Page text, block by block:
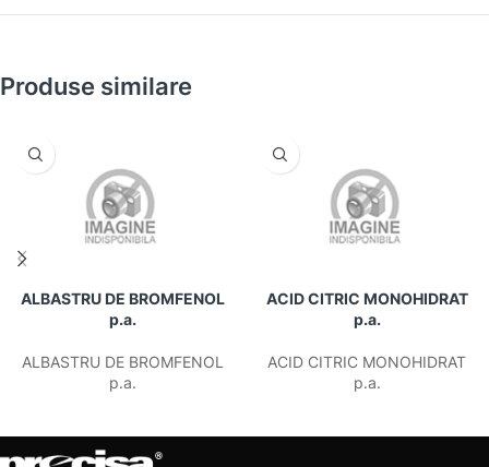
Produse similare
ALBASTRU DE BROMFENOL
p.a.
ALBASTRU DE BROMFENOL
p.a.
ACID CITRIC MONOHIDRAT
p.a.
ACID CITRIC MONOHIDRAT
p.a.